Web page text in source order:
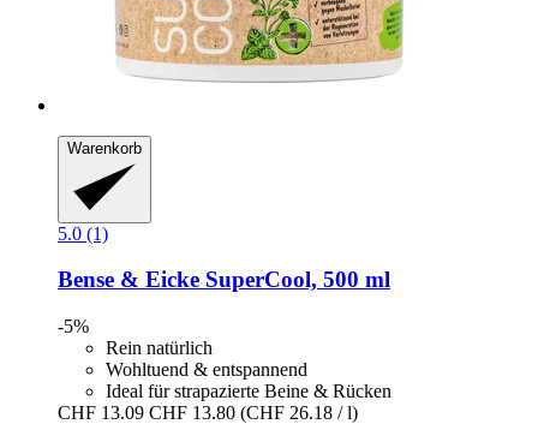
Warenkorb
5.0 (1)
Bense & Eicke SuperCool, 500 ml
-5%
Rein natürlich
Wohltuend & entspannend
Ideal für strapazierte Beine & Rücken
CHF 13.09 CHF 13.80 (CHF 26.18 / l)